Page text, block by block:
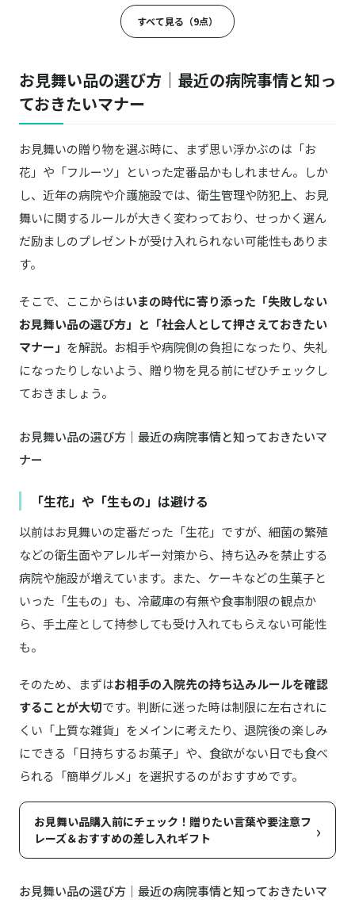
アロマボディシート(L) N
feve／フェーヴ
プチアソート10（B）
野菜をMOTTO
選べるスープ ギフトセット
すべて見る（9点）
お見舞い品の選び方｜最近の病院事情と知っ
ておきたいマナー
お見舞いの贈り物を選ぶ時に、まず思い浮かぶのは「お
花」や「フルーツ」といった定番品かもしれません。しか
し、近年の病院や介護施設では、衛生管理や防犯上、お見
舞いに関するルールが大きく変わっており、せっかく選ん
だ励ましのプレゼントが受け入れられない可能性もありま
す。
そこで、ここからはいまの時代に寄り添った「失敗しない
お見舞い品の選び方」と「社会人として押さえておきたい
マナー」 を解説。お相手や病院側の負担になったり、失礼
になったりしないよう、贈り物を見る前にぜひチェックし
ておきましょう。
お見舞い品の選び方｜最近の病院事情と知っておきたいマ
ナー
「生花」や「生もの」は避ける
以前はお見舞いの定番だった「生花」ですが、細菌の繁殖
などの衛生面やアレルギー対策から、持ち込みを禁止する
病院や施設が増えています。また、ケーキなどの生菓子と
いった「生もの」も、冷蔵庫の有無や食事制限の観点か
ら、手土産として持参しても受け入れてもらえない可能性
も。
そのため、まずはお相手の入院先の持ち込みルールを確認
することが大切です。判断に迷った時は制限に左右されに
くい「上質な雑貨」をメインに考えたり、退院後の楽しみ
にできる「日持ちするお菓子」や、食欲がない日でも食べ
られる「簡単グルメ」を選択するのがおすすめです。
お見舞い品購入前にチェック！贈りたい言葉や要注意フ
レーズ＆おすすめの差し入れギフト
›
お見舞い品の選び方｜最近の病院事情と知っておきたいマ